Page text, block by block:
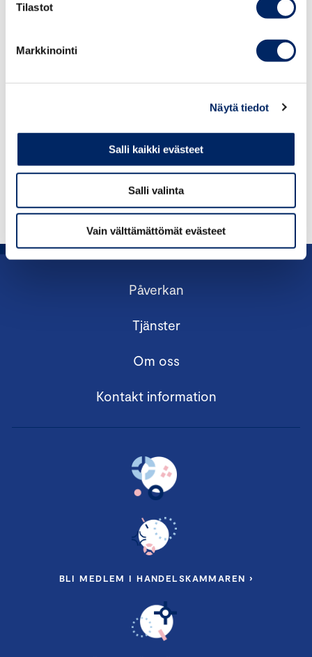
Tilastot
Markkinointi
Näytä tiedot
Salli kaikki evästeet
Salli valinta
Vain välttämättömät evästeet
Vad är skillnaden mellan AFM och AHM?
Vem övervakar vem som har AHM‑behörighet?
Vilken är Centralhandelskammarens roll?
Påverkan
Tjänster
Om oss
Kontakt information
BLI MEDLEM I HANDELSKAMMAREN ›